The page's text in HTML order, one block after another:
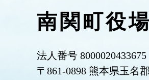
南関町役場
法人番号 8000020433675
〒861-0898 熊本県玉名